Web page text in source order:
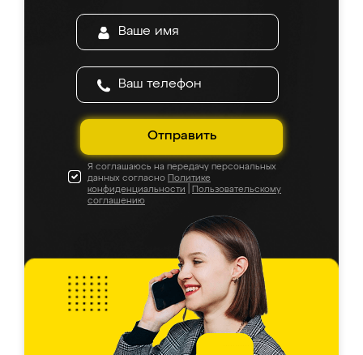
Отправить
Я соглашаюсь на передачу персональных
данных согласно Политике
конфиденциальности
Пользовательскому
соглашению